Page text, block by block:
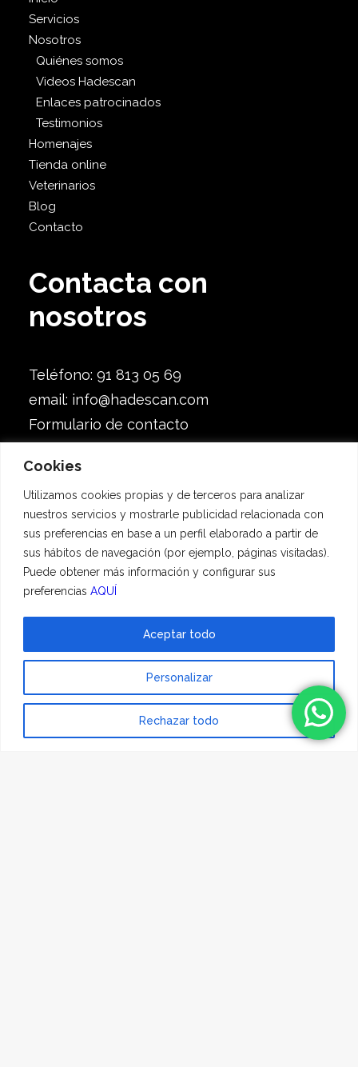
Cookies
Utilizamos cookies propias y de terceros para analizar
nuestros servicios y mostrarle publicidad relacionada con
sus preferencias en base a un perfil elaborado a partir de
sus hábitos de navegación (por ejemplo, páginas visitadas).
Puede obtener más información y configurar sus
preferencias AQUÍ
Personalizar
Rechazar todo
Aceptar todo
Servicios
Nosotros
Quiénes somos
Videos Hadescan
Enlaces patrocinados
Testimonios
Homenajes
Tienda online
Veterinarios
Blog
Contacto
Contacta con
nosotros
Teléfono: 91 813 05 69
email: info@hadescan.com
Formulario de contacto
28609 Sevilla la Nueva, Madrid
Síguenos